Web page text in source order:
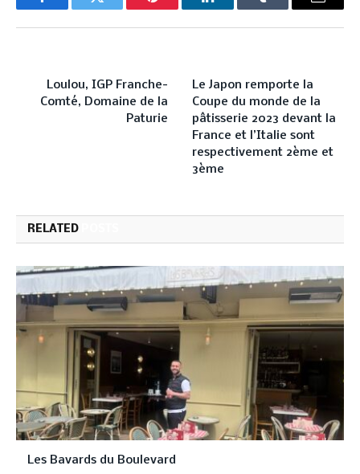
FacebookTwitter Pinterest LinkedInTumblr Email
Loulou, IGP Franche-
Comté, Domaine de la
Paturie
Le Japon remporte la
Coupe du monde de la
pâtisserie 2023 devant la
France et l’Italie sont
respectivement 2ème et
3ème
RELATED
Les Bavards du Boulevard